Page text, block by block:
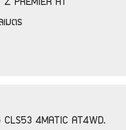
มตร
4MATIC AT4WD.